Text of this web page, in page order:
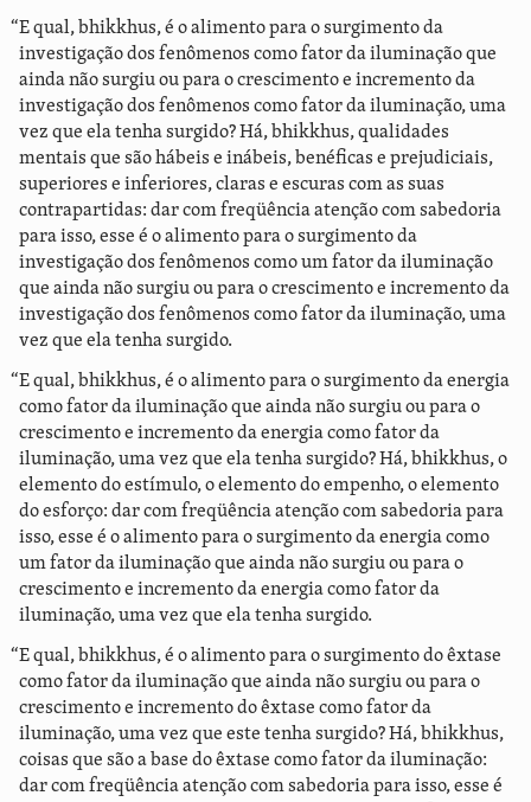
“E qual, bhikkhus, é o alimento para o surgimento da
investigação dos fenômenos como fator da iluminação que
ainda não surgiu ou para o crescimento e incremento da
investigação dos fenômenos como fator da iluminação, uma
vez que ela tenha surgido? Há, bhikkhus, qualidades
mentais que são hábeis e inábeis, benéficas e prejudiciais,
superiores e inferiores, claras e escuras com as suas
contrapartidas: dar com freqüência atenção com sabedoria
para isso, esse é o alimento para o surgimento da
investigação dos fenômenos como um fator da iluminação
que ainda não surgiu ou para o crescimento e incremento da
investigação dos fenômenos como fator da iluminação, uma
vez que ela tenha surgido.
“E qual, bhikkhus, é o alimento para o surgimento da energia
como fator da iluminação que ainda não surgiu ou para o
crescimento e incremento da energia como fator da
iluminação, uma vez que ela tenha surgido? Há, bhikkhus, o
elemento do estímulo, o elemento do empenho, o elemento
do esforço: dar com freqüência atenção com sabedoria para
isso, esse é o alimento para o surgimento da energia como
um fator da iluminação que ainda não surgiu ou para o
crescimento e incremento da energia como fator da
iluminação, uma vez que ela tenha surgido.
“E qual, bhikkhus, é o alimento para o surgimento do êxtase
como fator da iluminação que ainda não surgiu ou para o
crescimento e incremento do êxtase como fator da
iluminação, uma vez que este tenha surgido? Há, bhikkhus,
coisas que são a base do êxtase como fator da iluminação:
dar com freqüência atenção com sabedoria para isso, esse é